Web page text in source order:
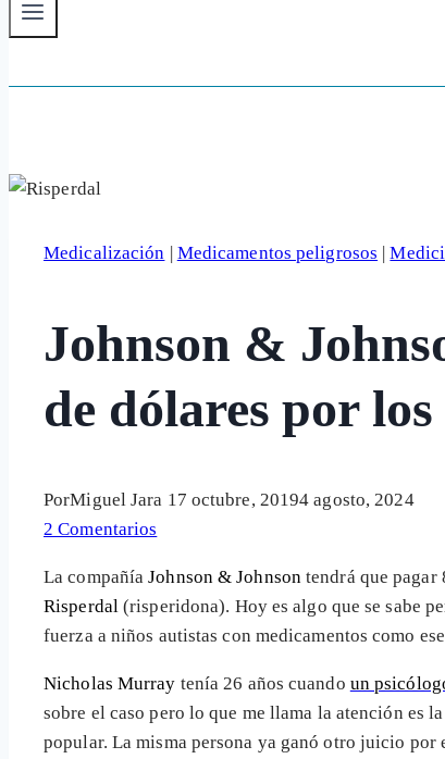
Medicalización | Medicamentos peligrosos |
Johnson &
de dólares por
PorMiguel Jara 17 octubre, 20194 agosto, 2024
2 Comentarios
La compañía Johnson & Johnson tendrá que pagar
Risperdal (risperidona). Hoy es algo que se sabe
fuerza a niños autistas con medicamentos como
Nicholas Murray tenía 26 años cuando un
sobre el caso pero lo que me llama la atención es
popular. La misma persona ya ganó otro juicio por